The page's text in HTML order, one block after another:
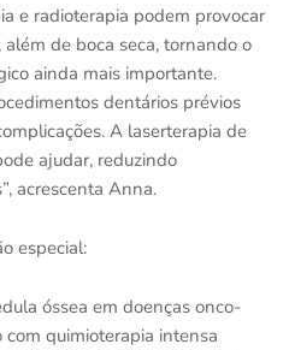
e radioterapia podem provocar
de boca seca, tornando o
ainda mais importante.
dentários prévios
A laserterapia de
ajudar, reduzindo
acrescenta Anna.
especial:
óssea em doenças onco-
quimioterapia intensa